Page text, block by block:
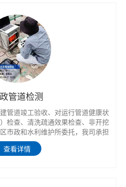
管道检测
管道竣工验收、对运行管道健康状
检查、清洗疏通效果检查、非开挖
市政和水利维护所委托，我司承担
水均岗涌清污分流检测工作，以及
验收提供依据。
查看详情